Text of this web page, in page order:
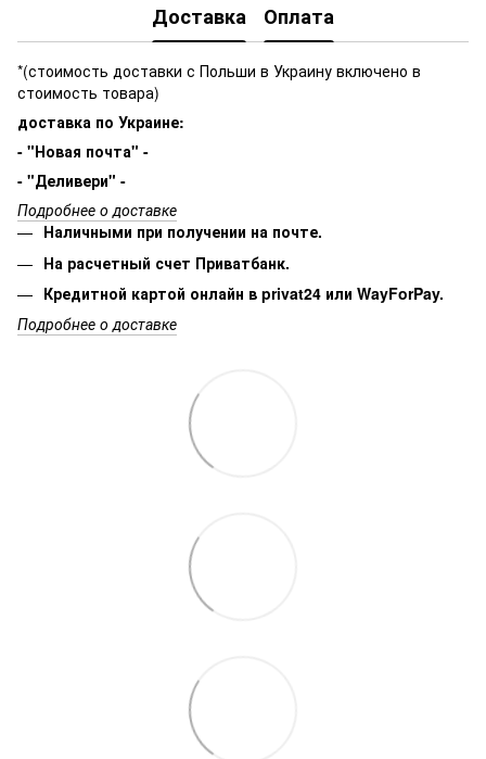
Доставка Оплата
*(стоимость доставки с Польши в Украину включено в
стоимость товара)
доставка по Украине:
- "Новая почта" -
- "Деливери" -
Подробнее о доставке
Наличными при получении на почте.
На расчетный счет Приватбанк.
Кредитной картой онлайн в privat24 или WayForPay.
Подробнее о доставке